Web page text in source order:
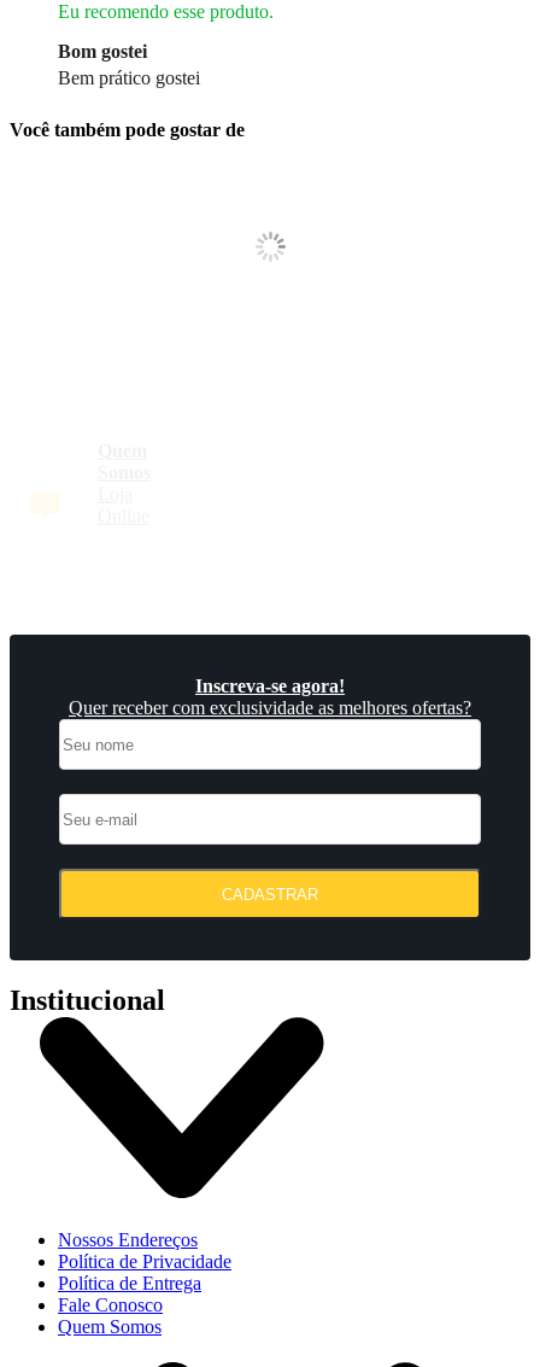
Eu recomendo esse produto.
Bom gostei
Bem prático gostei
Você também pode gostar de
Inscreva-se agora!
Quer receber com exclusividade as melhores ofertas?
CADASTRAR
Institucional
Nossos Endereços
Política de Privacidade
Política de Entrega
Fale Conosco
Quem Somos